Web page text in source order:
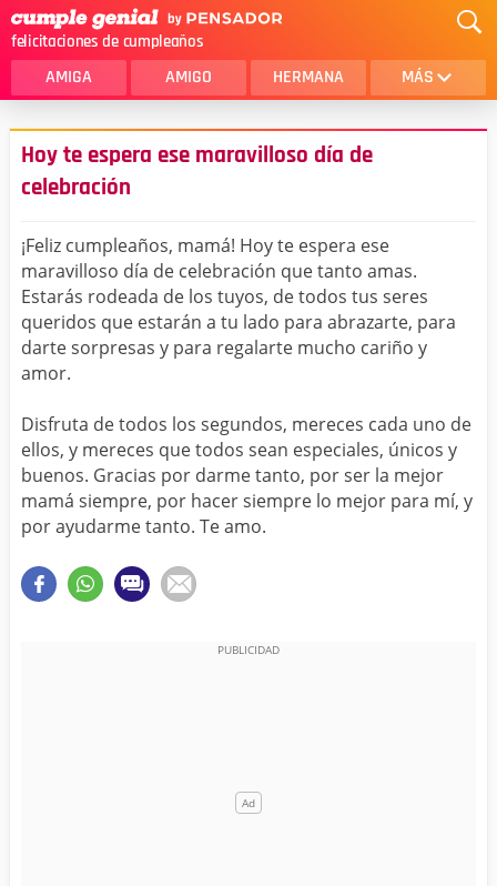
felicitaciones de cumpleaños
AMIGA AMIGO HERMANA MÁS
MAMA
AMOR
CRISTIANOS
HERMANO
HIJO
NOVIA
ESPOSO
PAPA
HOMBRE
ALGUIEN ESPECIAL
PRIMO
TODAS LAS CATEGORÍAS
Hoy te espera ese maravilloso día de
celebración
¡Feliz cumpleaños, mamá! Hoy te espera ese
maravilloso día de celebración que tanto amas.
Estarás rodeada de los tuyos, de todos tus seres
queridos que estarán a tu lado para abrazarte, para
darte sorpresas y para regalarte mucho cariño y
amor.
Disfruta de todos los segundos, mereces cada uno de
ellos, y mereces que todos sean especiales, únicos y
buenos. Gracias por darme tanto, por ser la mejor
mamá siempre, por hacer siempre lo mejor para mí, y
por ayudarme tanto. Te amo.